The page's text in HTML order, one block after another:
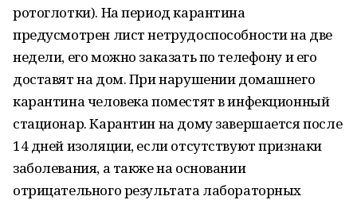
ротоглотки). На период карантина
предусмотрен лист нетрудоспособности на две
недели, его можно заказать по телефону и его
доставят на дом. При нарушении домашнего
карантина человека поместят в инфекционный
стационар. Карантин на дому завершается после
14 дней изоляции, если отсутствуют признаки
заболевания, а также на основании
отрицательного результата лабораторных